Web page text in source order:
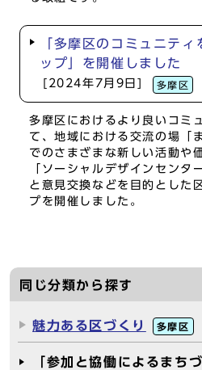
「多摩区のコミュニティ
ップ」を開催しました
[2024年7月9日] 多摩区
多摩区におけるより良いコミ
て、地域における交流の場「
でのさまざまな新しい活動や
「ソーシャルデザインセンタ
と意見交換などを目的とした
プを開催しました。
同じ分類から探す
魅力ある区づくり 多摩区
「参加と協働によるまち